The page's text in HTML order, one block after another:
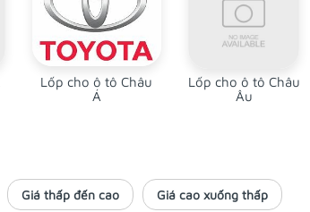
Lốp cho ô tô Châu
Á
Lốp cho ô tô Châu
Âu
Giá thấp đến cao Giá cao xuống thấp